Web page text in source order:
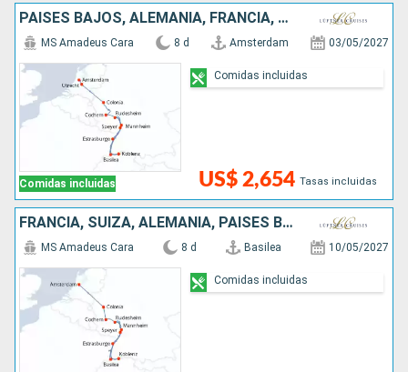
PAISES BAJOS, ALEMANIA, FRANCIA, SUIZA
Comidas incluidas
MS Amadeus Cara 8 d Amsterdam 03/05/2027
US$ 2,654 Tasas incluidas
Comidas incluidas
FRANCIA, SUIZA, ALEMANIA, PAISES BAJOS
MS Amadeus Cara 8 d Basilea 10/05/2027
Comidas incluidas